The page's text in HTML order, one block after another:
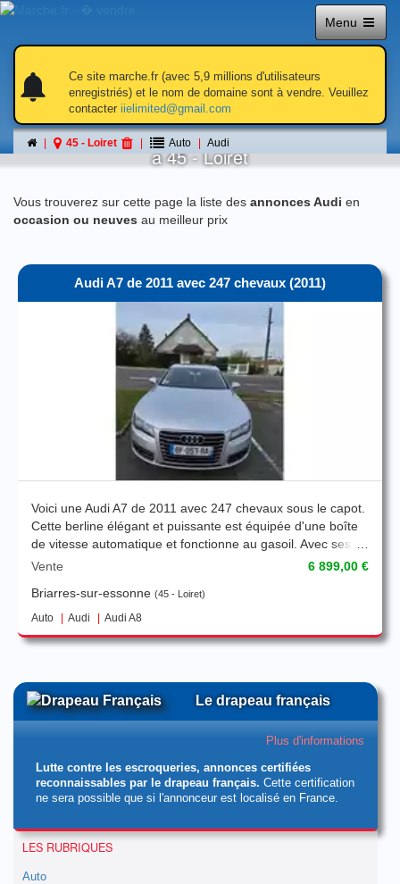
Menu
notifications
notifications
Ce site marche.fr (avec 5,9 millions d'utilisateurs
enregistriés) et le nom de domaine sont à vendre. Veuillez
contacter iielimited@gmail.com
45 - Loiret Auto Audi
Audi
á 45 - Loiret
Vous trouverez sur cette page la liste des annonces Audi en
occasion ou neuves au meilleur prix
Audi A7 de 2011 avec 247 chevaux (2011)
Voici une Audi A7 de 2011 avec 247 chevaux sous le capot.
Cette berline élégant et puissante est équipée d'une boîte
de vitesse automatique et fonctionne au gasoil. Avec ses
228 000km au compteur, elle est dans un état général
Vente
6 899,00 €
Briarres-sur-essonne
45 - Loiret
Auto Audi Audi A8
Le drapeau français
Plus d'informations
Lutte contre les escroqueries, annonces certifiées
reconnaissables par le drapeau français. Cette certification
ne sera possible que si l'annonceur est localisé en France.
LES RUBRIQUES
Auto